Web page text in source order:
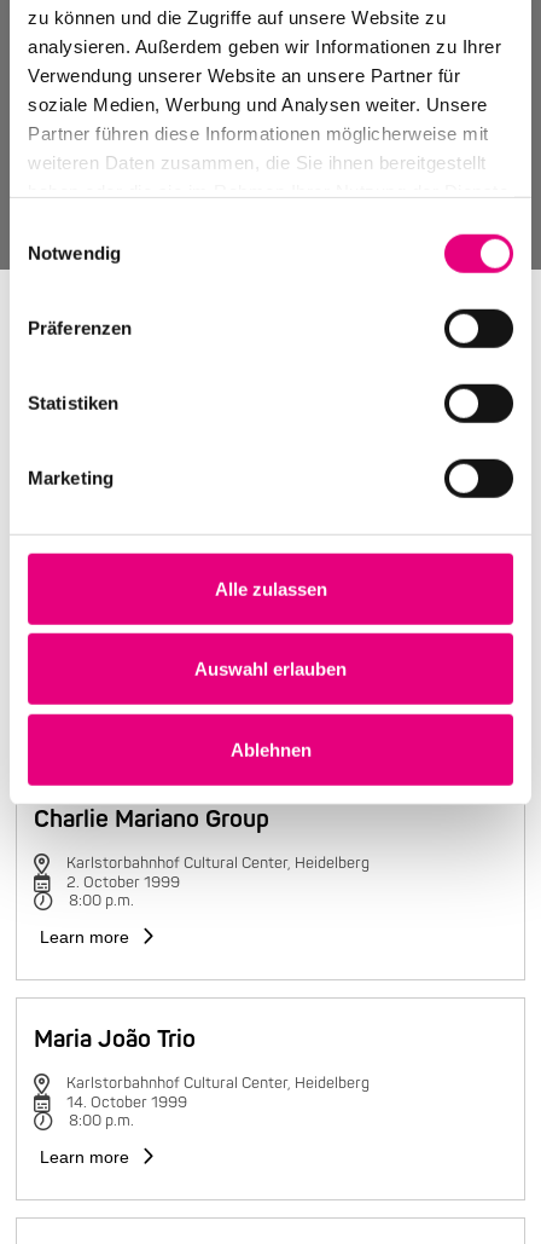
zu können und die Zugriffe auf unsere Website zu
analysieren. Außerdem geben wir Informationen zu Ihrer
Verwendung unserer Website an unsere Partner für
soziale Medien, Werbung und Analysen weiter. Unsere
Partner führen diese Informationen möglicherweise mit
weiteren Daten zusammen, die Sie ihnen bereitgestellt
Notwendig
Präferenzen
Statistiken
Marketing
Alle zulassen
Auswahl erlauben
Ablehnen
Events Archive
Past events, festivals, and venues
Nightmares on Wax
Learn more
Charlie Mariano Group
Karlstorbahnhof Cultural Center, Heidelberg
2. October 1999
8:00 p.m.
Learn more
Maria João Trio
Karlstorbahnhof Cultural Center, Heidelberg
14. October 1999
8:00 p.m.
Learn more